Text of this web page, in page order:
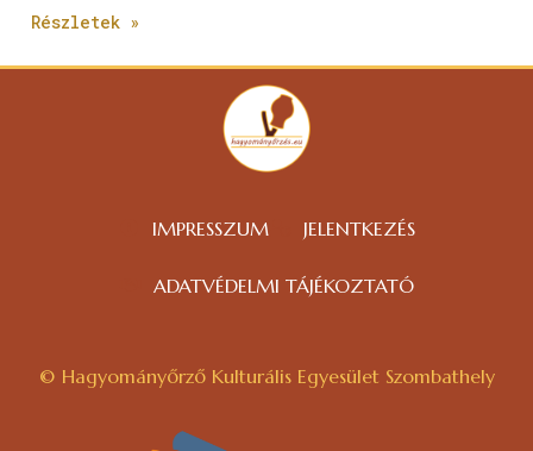
Részletek »
IMPRESSZUM JELENTKEZÉS
ADATVÉDELMI TÁJÉKOZTATÓ
© Hagyományőrző Kulturális Egyesület Szombathely